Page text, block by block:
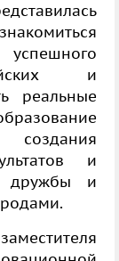
успешного
и
реальные
и
дружбы и